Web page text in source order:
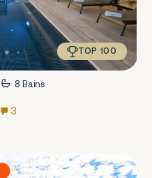
TOP 100
8 Bains
3